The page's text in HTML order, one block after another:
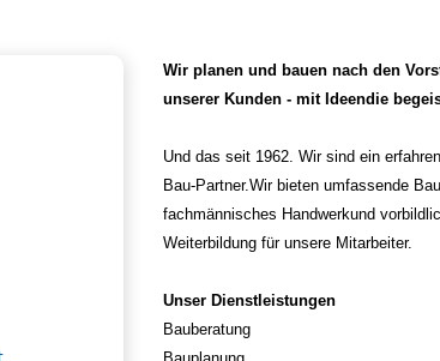
Wir planen und bauen nach den
unserer Kunden- mit Ideendie
Und das seit 1962. Wir sind ein
Bau-Partner.Wir bieten umfassende
fachmännisches Handwerkund v
Weiterbildung für unsere Mitarbeiter.
Unser Dienstleistungen
Bauberatung